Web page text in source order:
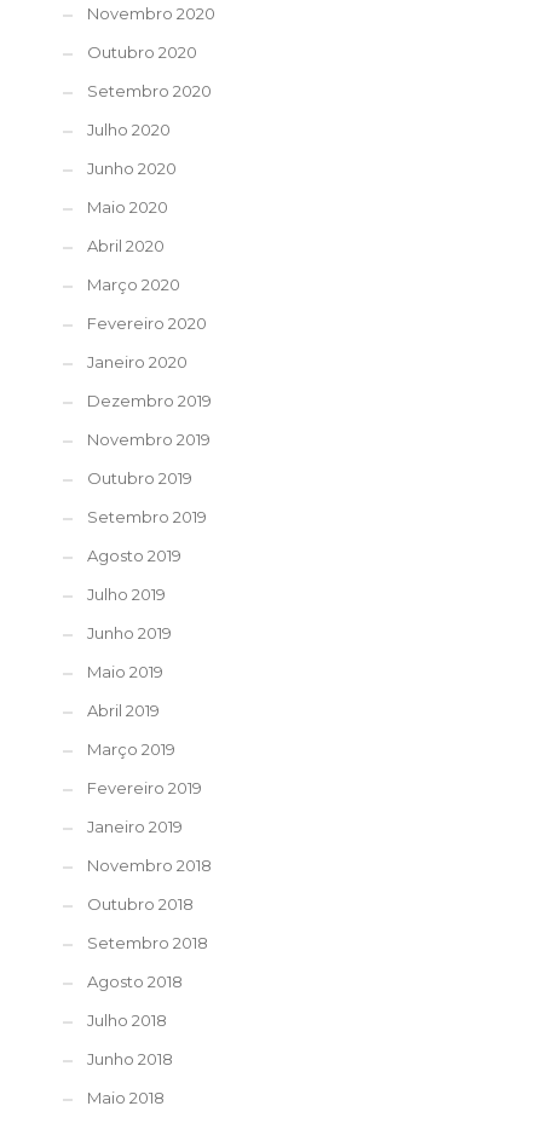
Novembro 2020
Outubro 2020
Setembro 2020
Julho 2020
Junho 2020
Maio 2020
Abril 2020
Março 2020
Fevereiro 2020
Janeiro 2020
Dezembro 2019
Novembro 2019
Outubro 2019
Setembro 2019
Agosto 2019
Julho 2019
Junho 2019
Maio 2019
Abril 2019
Março 2019
Fevereiro 2019
Janeiro 2019
Novembro 2018
Outubro 2018
Setembro 2018
Agosto 2018
Julho 2018
Junho 2018
Maio 2018